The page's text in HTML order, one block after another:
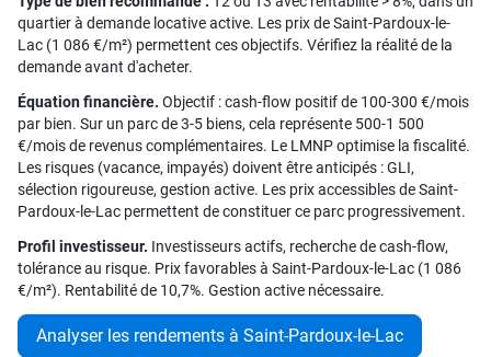
quartier à demande locative active. Les prix de Saint-Pardoux-le-
Lac (1 086 €/m²) permettent ces objectifs. Vérifiez la réalité de la
demande avant d'acheter.
Équation financière. Objectif : cash-flow positif de 100-300 €/mois
par bien. Sur un parc de 3-5 biens, cela représente 500-1 500
€/mois de revenus complémentaires. Le LMNP optimise la fiscalité.
Les risques (vacance, impayés) doivent être anticipés : GLI,
sélection rigoureuse, gestion active. Les prix accessibles de Saint-
Pardoux-le-Lac permettent de constituer ce parc progressivement.
Profil investisseur. Investisseurs actifs, recherche de cash-flow,
tolérance au risque. Prix favorables à Saint-Pardoux-le-Lac (1 086
€/m²). Rentabilité de 10,7%. Gestion active nécessaire.
Analyser les rendements à Saint-Pardoux-le-Lac